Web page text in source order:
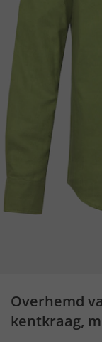
Overhemd
kentkraag,